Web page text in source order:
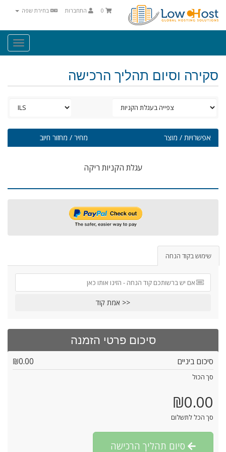
בחירת שפה התחברות 0
סקירה וסיום תהליך הרכישה
אפשרויות / מוצר מחיר / מחזור חיוב
עגלת הקניות ריקה
שימוש בקוד הנחה
אמת קוד >>
סיכום פרטי הזמנה
סיכום ביניים ₪0.00
סך הכול
₪0.00
סך הכל לתשלום